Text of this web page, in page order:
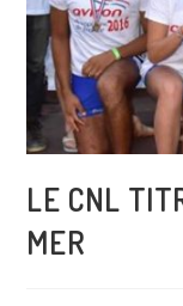
LE CNL
MER